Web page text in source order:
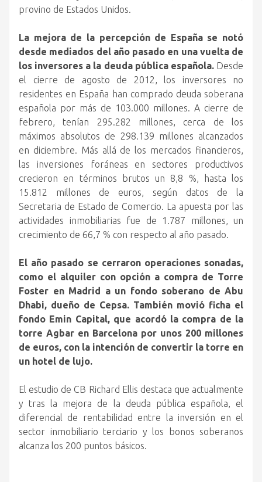
provino de Estados Unidos.
La mejora de la percepción de España se notó
desde mediados del año pasado en una vuelta de
los inversores a la deuda pública española.Desde
el cierre de agosto de 2012, los inversores no
residentes en España han comprado deuda soberana
española por más de 103.000 millones. A cierre de
febrero, tenían 295.282 millones, cerca de los
máximos absolutos de 298.139 millones alcanzados
en diciembre. Más allá de los mercados financieros,
las inversiones foráneas en sectores productivos
crecieron en términos brutos un 8,8 %, hasta los
15.812 millones de euros, según datos de la
Secretaria de Estado de Comercio. La apuesta por las
actividades inmobiliarias fue de 1.787 millones, un
crecimiento de 66,7 % con respecto al año pasado.
El año pasado se cerraron operaciones sonadas,
como el alquiler con opción a compra de Torre
Foster en Madrid a un fondo soberano de Abu
Dhabi, dueño de Cepsa. También movió ficha el
fondo Emin Capital, que acordó la compra de la
torre Agbar en Barcelona por unos 200 millones
de euros, con la intención de convertir la torre en
un hotel de lujo.
El estudio de CB Richard Ellis destaca que actualmente
y tras la mejora de la deuda pública española, el
diferencial de rentabilidad entre la inversión en el
sector inmobiliario terciario y los bonos soberanos
alcanza los 200 puntos básicos.